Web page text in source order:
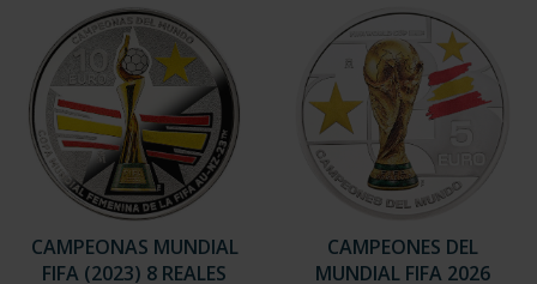
CAMPEONAS MUNDIAL
FIFA (2023) 8 REALES
CAMPEONES DEL
MUNDIAL FIFA 2026